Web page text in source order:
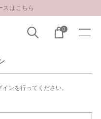
スはこちら
と商品配送に関しまして
ーポンプレゼント
0
ンを行ってください。